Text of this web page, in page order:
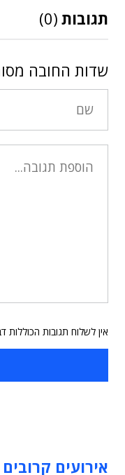
תגובות (0)
שדות החובה
אין לשלוח תגובות
אירועים קרובים